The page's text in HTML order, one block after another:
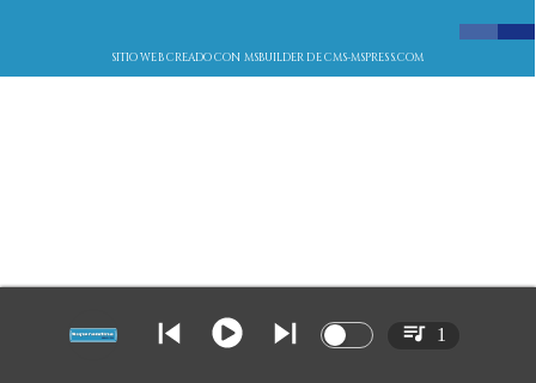
SITIO WEB CREADO CON MSBUILDER DE CMS-MSPRESS.COM
1